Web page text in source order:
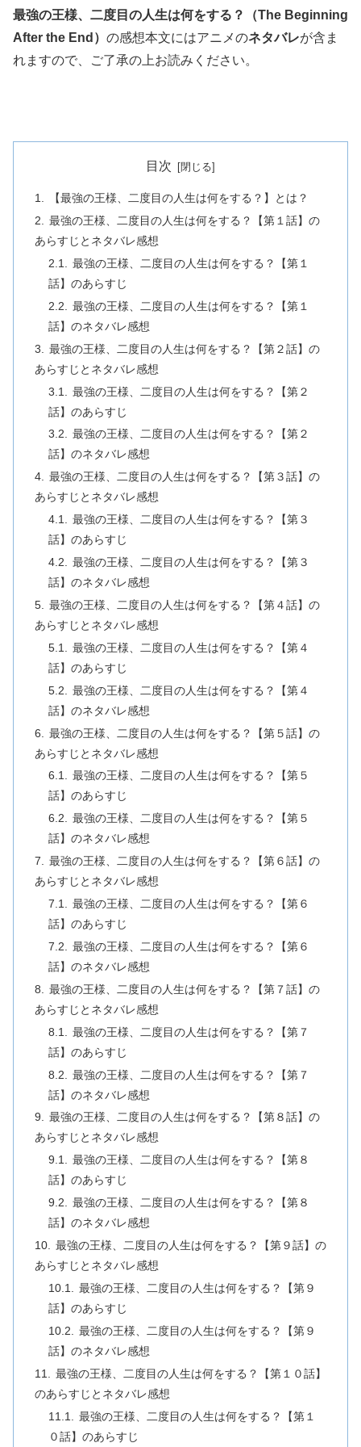
最強の王様、二度目の人生は何をする？（The Beginning
After the End） の感想本文にはアニメのネタバレが含ま
れますので、ご了承の上お読みください。
目次
【最強の王様、二度目の人生は何をする？】とは？
最強の王様、二度目の人生は何をする？【第１話】の
あらすじとネタバレ感想
最強の王様、二度目の人生は何をする？【第１
話】のあらすじ
最強の王様、二度目の人生は何をする？【第１
話】のネタバレ感想
最強の王様、二度目の人生は何をする？【第２話】の
あらすじとネタバレ感想
最強の王様、二度目の人生は何をする？【第２
話】のあらすじ
最強の王様、二度目の人生は何をする？【第２
話】のネタバレ感想
最強の王様、二度目の人生は何をする？【第３話】の
あらすじとネタバレ感想
最強の王様、二度目の人生は何をする？【第３
話】のあらすじ
最強の王様、二度目の人生は何をする？【第３
話】のネタバレ感想
最強の王様、二度目の人生は何をする？【第４話】の
あらすじとネタバレ感想
最強の王様、二度目の人生は何をする？【第４
話】のあらすじ
最強の王様、二度目の人生は何をする？【第４
話】のネタバレ感想
最強の王様、二度目の人生は何をする？【第５話】の
あらすじとネタバレ感想
最強の王様、二度目の人生は何をする？【第５
話】のあらすじ
最強の王様、二度目の人生は何をする？【第５
話】のネタバレ感想
最強の王様、二度目の人生は何をする？【第６話】の
あらすじとネタバレ感想
最強の王様、二度目の人生は何をする？【第６
話】のあらすじ
最強の王様、二度目の人生は何をする？【第６
話】のネタバレ感想
最強の王様、二度目の人生は何をする？【第７話】の
あらすじとネタバレ感想
最強の王様、二度目の人生は何をする？【第７
話】のあらすじ
最強の王様、二度目の人生は何をする？【第７
話】のネタバレ感想
最強の王様、二度目の人生は何をする？【第８話】の
あらすじとネタバレ感想
最強の王様、二度目の人生は何をする？【第８
話】のあらすじ
最強の王様、二度目の人生は何をする？【第８
話】のネタバレ感想
最強の王様、二度目の人生は何をする？【第９話】の
あらすじとネタバレ感想
最強の王様、二度目の人生は何をする？【第９
話】のあらすじ
最強の王様、二度目の人生は何をする？【第９
話】のネタバレ感想
最強の王様、二度目の人生は何をする？【第１０話】
のあらすじとネタバレ感想
最強の王様、二度目の人生は何をする？【第１
０話】のあらすじ